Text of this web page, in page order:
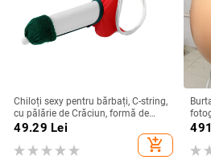
Chiloți sexy pentru bărbați, C-string,
cu pălărie de Crăciun, formă de
inimă
49.29 Lei
add_shopping_cart